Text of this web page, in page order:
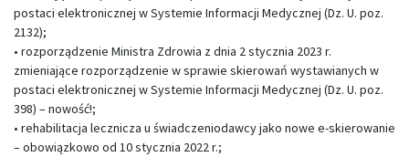
postaci elektronicznej w Systemie Informacji Medycznej (Dz. U. poz.
2132);
• rozporządzenie Ministra Zdrowia z dnia 2 stycznia 2023 r.
zmieniające rozporządzenie w sprawie skierowań wystawianych w
postaci elektronicznej w Systemie Informacji Medycznej (Dz. U. poz.
398) – nowość!;
• rehabilitacja lecznicza u świadczeniodawcy jako nowe e-skierowanie
– obowiązkowo od 10 stycznia 2022 r.;